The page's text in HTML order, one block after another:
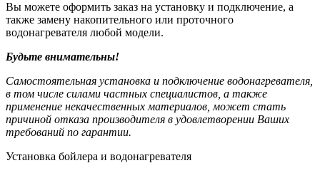
Вы можете оформить заказ на установку и подключение, а
также замену накопительного или проточного
водонагревателя любой модели.
Будьте внимательны!
Самостоятельная установка и подключение водонагревателя,
в том числе силами частных специалистов, а также
применение некачественных материалов, может стать
причиной отказа производителя в удовлетворении Ваших
требований по гарантии.
Установка бойлера и водонагревателя